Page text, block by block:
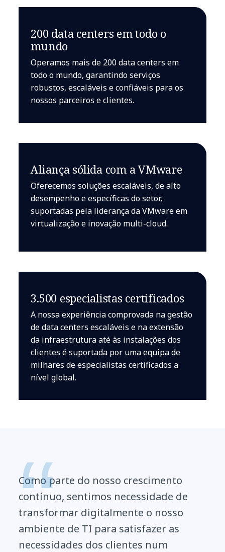
200 data centers em todo o
mundo
Operamos mais de 200 data centers em
todo o mundo, garantindo serviços
robustos, escaláveis e confiáveis para os
nossos parceiros e clientes.
Aliança sólida com a VMware
Oferecemos soluções escaláveis, de alto
desempenho e específicas do setor,
suportadas pela liderança da VMware em
virtualização e inovação multi-cloud.
3.500 especialistas certificados
A nossa experiência comprovada na gestão
de data centers escaláveis e na extensão
da infraestrutura até às instalações dos
clientes é suportada por uma equipa de
milhares de especialistas certificados a
nível global.
Como parte do nosso crescimento
contínuo, sentimos necessidade de
transformar digitalmente o nosso
ambiente de TI para satisfazer as
necessidades dos clientes num